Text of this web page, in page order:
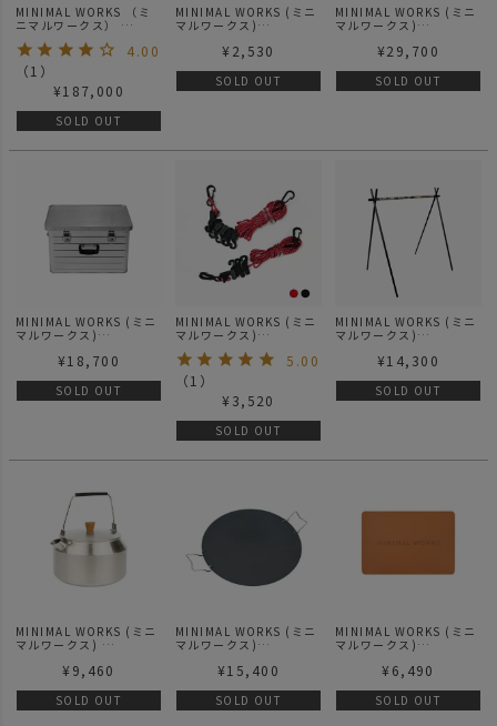
MINIMAL WORKS （ミ
ニマルワークス）
GH(HERITAGE) TAN |
シェルターGH(ヘリテー
ジ) タン
4.00
（1 ）
¥187,000
SOLD OUT
MINIMAL WORKS (ミニ
マルワークス)
ンギングチェーン
¥ 2,530
SOLD OUT
MINIMAL WORKS (ミニ
マルワークス)
CONTAINER D47 アル
¥29,700
SOLD OUT
MINIMAL WORKS (ミニ
マルワークス)
CONTAINER D29 アル
¥18,700
SOLD OUT
MINIMAL WORKS (ミニ
マルワークス)
5.00
（1 ）
¥ 3,520
SOLD OUT
MINIMAL WORKS (ミニ
マルワークス)
CAMOUFLAGE XL / イ
¥14,300
SOLD OUT
MINIMAL WORKS (ミニ
マルワークス)
ル ブーグル
¥ 9,460
SOLD OUT
MINIMAL WORKS (ミニ
マルワークス)
¥15,400
SOLD OUT
MINIMAL WORKS (ミニ
マルワークス)
サムパッド テーブルマッ
¥ 6,490
SOLD OUT